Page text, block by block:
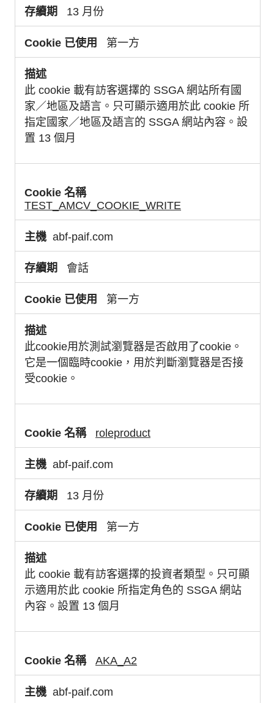
13 月份
第一方
此 cookie 載有訪客選擇的 SSGA 網站所有國
家／地區及語言。只可顯示適用於此 cookie 所
指定國家／地區及語言的 SSGA 網站內容。設
置 13 個月
TEST_AMCV_COOKIE_WRITE
abf-paif.com
會話
第一方
此cookie用於測試瀏覽器是否啟用了cookie。
它是一個臨時cookie，用於判斷瀏覽器是否接
受cookie。
roleproduct
abf-paif.com
13 月份
第一方
此 cookie 載有訪客選擇的投資者類型。只可顯
示適用於此 cookie 所指定角色的 SSGA 網站
內容。設置 13 個月
AKA_A2
abf-paif.com